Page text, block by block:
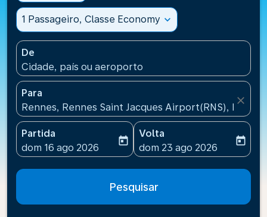
1 Passageiro, Classe Economy expand_more
De
Cidade, país ou aeroporto
Para
Rennes, Rennes Saint Jacques Airport(RNS), France
close
Partida
fc-booking-departure-date-aria-label
dom 16 ago 2026
today
Volta
fc-booking-return-date-
dom 23 ago 2026
today
Pesquisar